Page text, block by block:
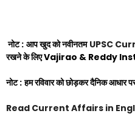
नोट : आप खुद को नवीनतम UPSC
रखने के लिएVajirao & Reddy
नोट : हम रविवार को छोड़कर दैनिक
Read Current Affairs in